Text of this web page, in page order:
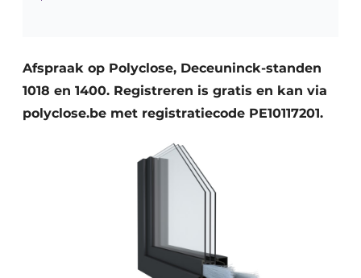
Afspraak op Polyclose, Deceuninck-standen
1018 en 1400. Registreren is gratis en kan via
polyclose.be met registratiecode PE10117201.